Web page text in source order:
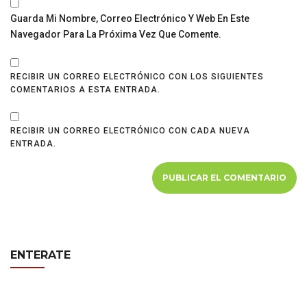
Guarda Mi Nombre, Correo Electrónico Y Web En Este
Navegador Para La Próxima Vez Que Comente.
RECIBIR UN CORREO ELECTRÓNICO CON LOS SIGUIENTES
COMENTARIOS A ESTA ENTRADA.
RECIBIR UN CORREO ELECTRÓNICO CON CADA NUEVA
ENTRADA.
ENTERATE